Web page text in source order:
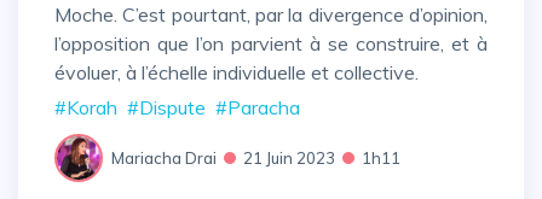
Moche. C’est pourtant, par la divergence d’opinion,
l’opposition que l’on parvient à se construire, et à
évoluer, à l’échelle individuelle et collective.
#Korah #Dispute #Paracha
Mariacha Drai 21 Juin 2023 1h11